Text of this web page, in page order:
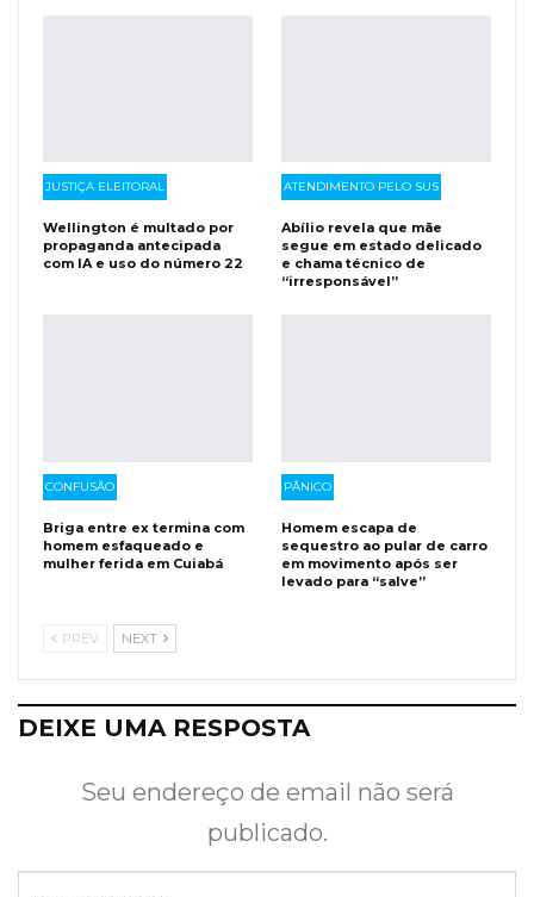
JUSTIÇA ELEITORAL
Wellington é multado por
propaganda antecipada
com IA e uso do número 22
ATENDIMENTO PELO SUS
Abílio revela que mãe
segue em estado delicado
e chama técnico de
“irresponsável”
CONFUSÃO
Briga entre ex termina com
homem esfaqueado e
mulher ferida em Cuiabá
PÂNICO
Homem escapa de
sequestro ao pular de carro
em movimento após ser
levado para “salve”
PREV NEXT
DEIXE UMA RESPOSTA
Seu endereço de email não será
publicado.